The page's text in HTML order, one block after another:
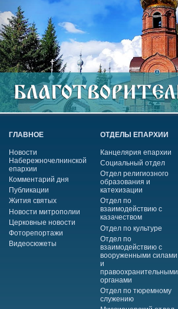
ГЛАВНОЕ
Новости
Набережночелнинской
епархии
Комментарий дня
Публикации
Жития святых
Новости митрополии
Церковные новости
Фоторепортажи
Видеосюжеты
ОТДЕЛЫ ЕПАРХИИ
Канцелярия епархии
Социальный отдел
Отдел религиозного
образования и
катехизации
Отдел по
взаимодействию с
казачеством
Отдел по культуре
Отдел по
взаимодействию с
вооруженными силами
и
правоохранительными
органами
Отдел по тюремному
служению